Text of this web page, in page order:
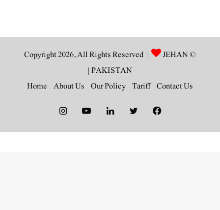
© Copyright 2026, All Rights Reserved |
JEHAN
PAKISTAN
|
Contact Us
Tariff
Our Policy
About Us
Home
Facebook
Twitter
LinkedIn
YouTube
Instagram